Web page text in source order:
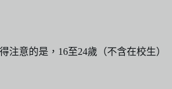
意的是，16至24歲（不含在校生）